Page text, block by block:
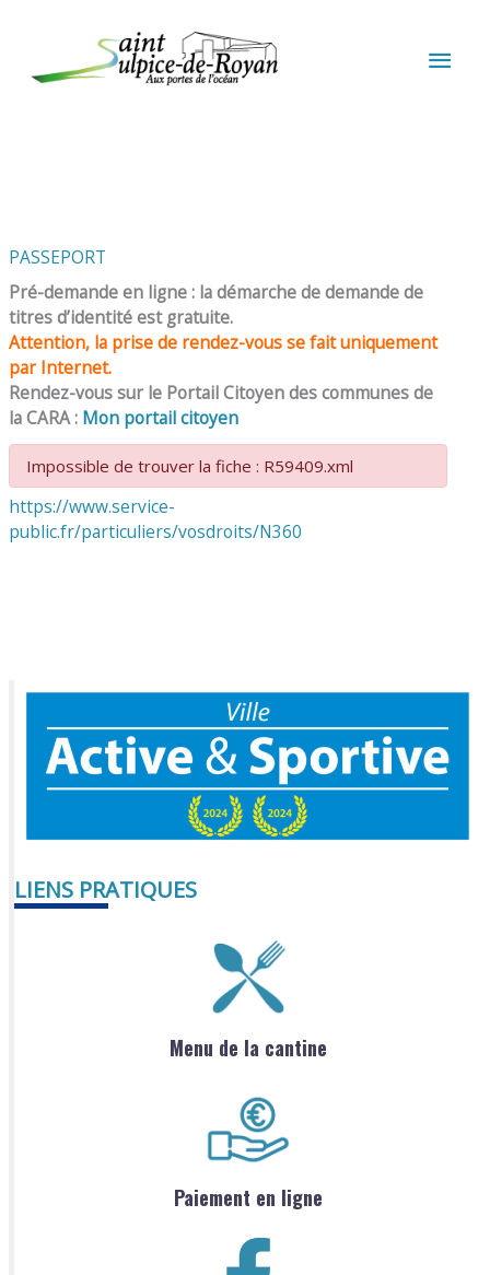
PASSEPORT
Pré-demande en ligne : la démarche de demande de
titres d’identité est gratuite.
Attention, la prise de rendez-vous se fait uniquement
par Internet.
Rendez-vous sur le Portail Citoyen des communes de
la CARA : Mon portail citoyen
Impossible de trouver la fiche : R59409.xml
https://www.service-
public.fr/particuliers/vosdroits/N360
LIENS PRATIQUES
Menu de la cantine
Paiement en ligne